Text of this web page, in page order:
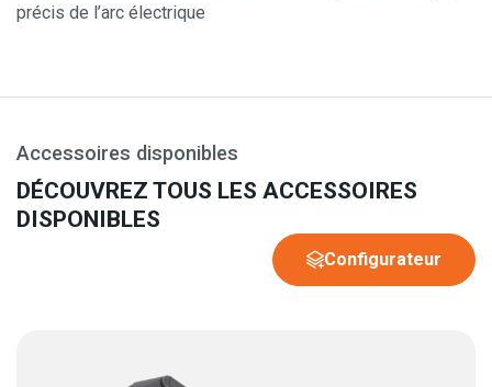
précis de l’arc électrique
Accessoires disponibles
DÉCOUVREZ TOUS LES ACCESSOIRES
DISPONIBLES
Configurateur